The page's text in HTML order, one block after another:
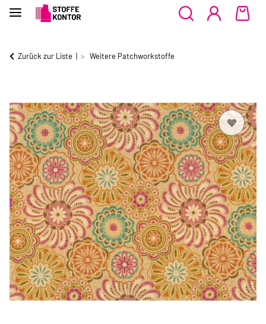
Zurück zur Liste Weitere Patchworkstoffe